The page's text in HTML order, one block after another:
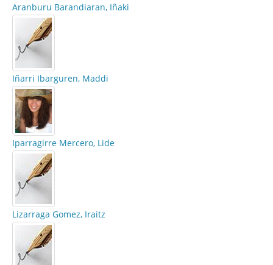
Aranburu Barandiaran, Iñaki
Iñarri Ibarguren, Maddi
Iparragirre Mercero, Lide
Lizarraga Gomez, Iraitz